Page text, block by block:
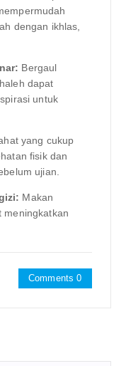
dengan ikhlas,
Bergaul
dapat
untuk
yang cukup
fisik dan
ujian.
Makan
meningkatkan
Comments 0